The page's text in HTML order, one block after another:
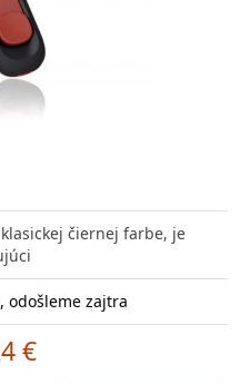
klasickej čiernej farbe, je
, odošleme zajtra
€